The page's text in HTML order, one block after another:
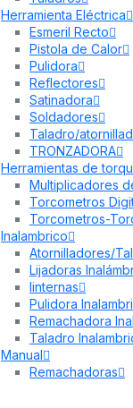
Herramienta Eléctrica
Esmeril Recto
Pistola de Calor
Pulidora
Reflectores
Satinadora
Soldadores
Taladro/
TRONZADORA
Herramientas de
Multiplicadores
Torcometros
Torcometros-
Inalambrico
Atornilladores/
Lijadoras
linternas
Pulidora
Remachadora
Taladro
Manual
Remachadoras